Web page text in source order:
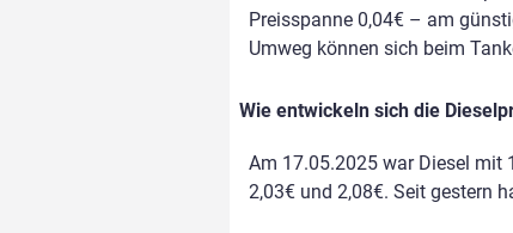
Preisspanne 0,04€ – am
Umweg können sich beim
Wie entwickeln sich die
Am 17.05.2025 war Diesel mit
2,03€ und 2,08€. Seit gestern